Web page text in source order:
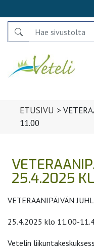
Search
ETUSIVU >
11.00
25.4.2025
VETERAANIPÄIVÄN
25.4.2025 klo 11.00-
Vetelin